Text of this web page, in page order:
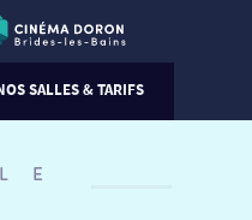
SALLES & TARIFS